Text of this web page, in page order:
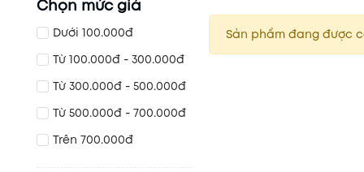
Chọn mức giá
Dưới 100.000đ
Từ 100.000đ - 300.000đ
Từ 300.000đ - 500.000đ
Từ 500.000đ - 700.000đ
Trên 700.000đ
Sản phẩm đang được